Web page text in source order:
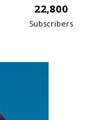
22,800
Subscribers